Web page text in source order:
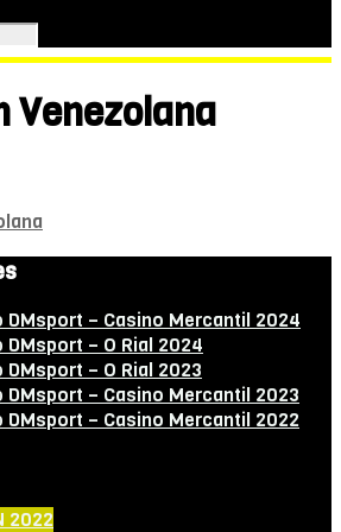
Venezolana
DMsport – Casino Mercantil 2024
DMsport – O Rial 2024
DMsport – O Rial 2023
DMsport – Casino Mercantil 2023
DMsport – Casino Mercantil 2022
2022